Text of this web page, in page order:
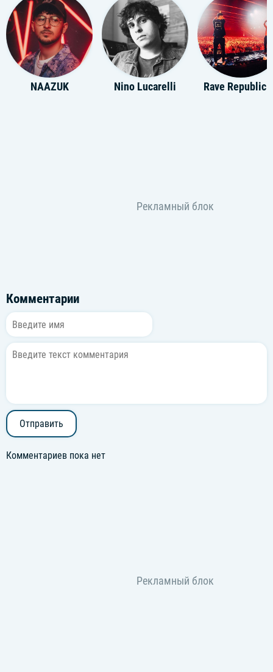
NAAZUK Nino Lucarelli
Комментарии
Отправить
Комментариев пока нет